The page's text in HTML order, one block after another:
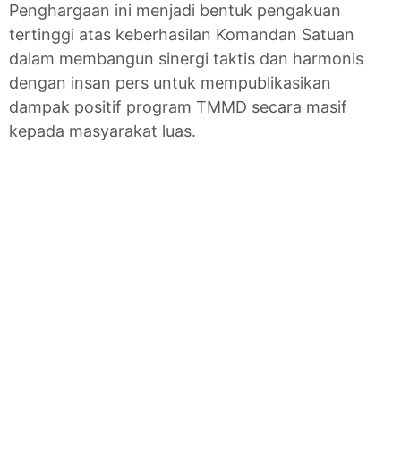
Penghargaan ini menjadi bentuk pengakuan
tertinggi atas keberhasilan Komandan Satuan
dalam membangun sinergi taktis dan harmonis
dengan insan pers untuk mempublikasikan
dampak positif program TMMD secara masif
kepada masyarakat luas.